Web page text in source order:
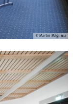
© Martin Magunia